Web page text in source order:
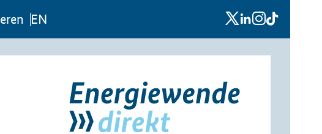
EN x linkedin
instagram